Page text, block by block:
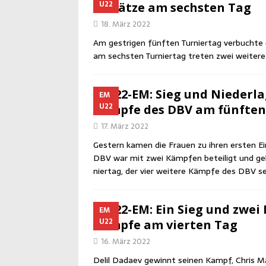
U22
Ein­sät­ze am sechs­ten Tag
18. März 2022
Am gest­ri­gen fünf­ten Tur­nier­tag ver­buch­te
am sechs­ten Tur­nier­tag tre­ten zwei
EM
U22
U22-EM: Sieg und
Kämp­fe des DBV am
17. März 2022
Ges­tern kamen die Frau­en zu ihren ers­ten
DBV war mit zwei Kämp­fen betei­ligt und
nier­tag, der vier wei­te­re Kämp­fe des DBV
EM
U22
U22-EM: Ein Sieg und
Kämp­fe am vier­ten Tag
16. März 2022
Delil Dadaev gewinnt sei­nen Kampf, Chris